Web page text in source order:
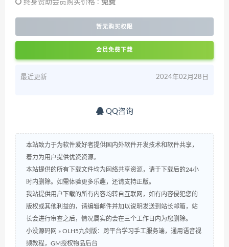
终身赞助会员购买价格 : 免费
暂无购买权限
会员免费下载
最近更新 2024年02月28日
QQ咨询
本站致力于为软件爱好者提供国内外软件开发技术和软件共享，
着力为用户提供优资资源。
本站提供的所有下载文件均为网络共享资源，请于下载后的24小
时内删除。如需体验更多乐趣，还请支持正版。
我站提供用户下载的所有内容均转自互联网，如有内容侵犯您的
版权或其他利益的，请编辑邮件并加以说明发送到站长邮箱，站
长会进行审查之后，情况属实的会在三个工作日内为您删除。
小没源码网 » OLH5九剑版：跨平台学习手工服务端，通用语音视
频教程，GM授权物品后台